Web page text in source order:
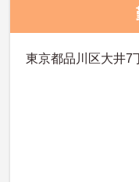
東京都品川区大井7